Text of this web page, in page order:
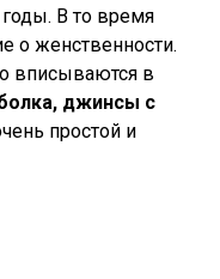
В то время
о женственности.
вписываются в
джинсы с
простой и